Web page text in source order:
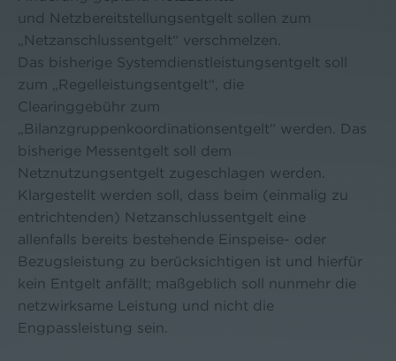
und Netzbereitstellungsentgelt sollen zum
„Netzanschlussentgelt“ verschmelzen.
Das bisherige Systemdienstleistungsentgelt soll
zum „Regelleistungsentgelt“, die
Clearinggebühr zum
„Bilanzgruppenkoordinationsentgelt“ werden. Das
bisherige Messentgelt soll dem
Netznutzungsentgelt zugeschlagen werden.
Klargestellt werden soll, dass beim (einmalig zu
entrichtenden) Netzanschlussentgelt eine
allenfalls bereits bestehende Einspeise- oder
Bezugsleistung zu berücksichtigen ist und hierfür
kein Entgelt anfällt; maßgeblich soll nunmehr die
netzwirksame Leistung und nicht die
Engpassleistung sein.